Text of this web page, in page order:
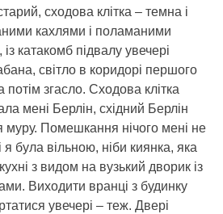
сходова клітка – темна і
кахлями і поламаними
катакомб підвалу увечері
світло в коридорі першого
згасло. Сходова клітка
мені Берлін, східний Берлін
муру. Помешкання нічого мені не
я була вільною, ніби киянка, яка
кухні з видом на вузький дворик із
Виходити вранці з будинку
увечері – теж. Двері